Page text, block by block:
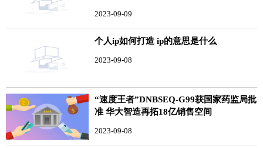
2023-09-09
个人ip如何打造 ip的意思是什么
2023-09-08
“速度王者”DNBSEQ-G99获国家药监局批
准 华大智造再拓18亿销售空间
2023-09-08